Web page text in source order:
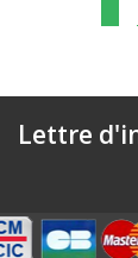
Lettre